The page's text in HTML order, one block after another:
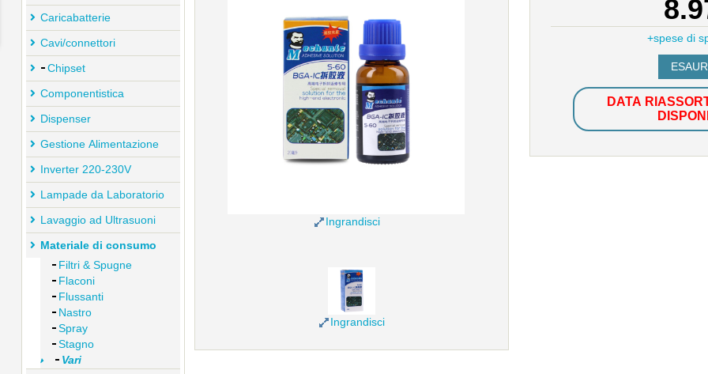
Caricabatterie
Cavi/connettori
Chipset
Componentistica
Dispenser
Gestione Alimentazione
Inverter 220-230V
Lampade da Laboratorio
Lavaggio ad Ultrasuoni
Materiale di consumo
Filtri & Spugne
Flaconi
Flussanti
Nastro
Spray
Stagno
Vari
Ingrandisci
Ingrandisci
+spese di
DATA